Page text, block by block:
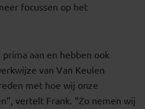
focussen op het
aan en hebben ook
van Van Keulen
met hoe wij onze
vertelt Frank. “Zo nemen wij